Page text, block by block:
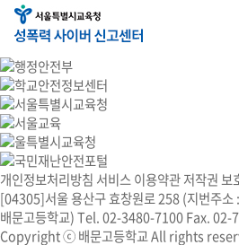
개인정보처리방침 서비스 이용약관저작권 보
[04305]서울 용산구 효창원로 258 (지번주소
배문고등학교) Tel. 02-3480-7100 Fax. 02-
Copyright ⓒ 배문고등학교 All rights